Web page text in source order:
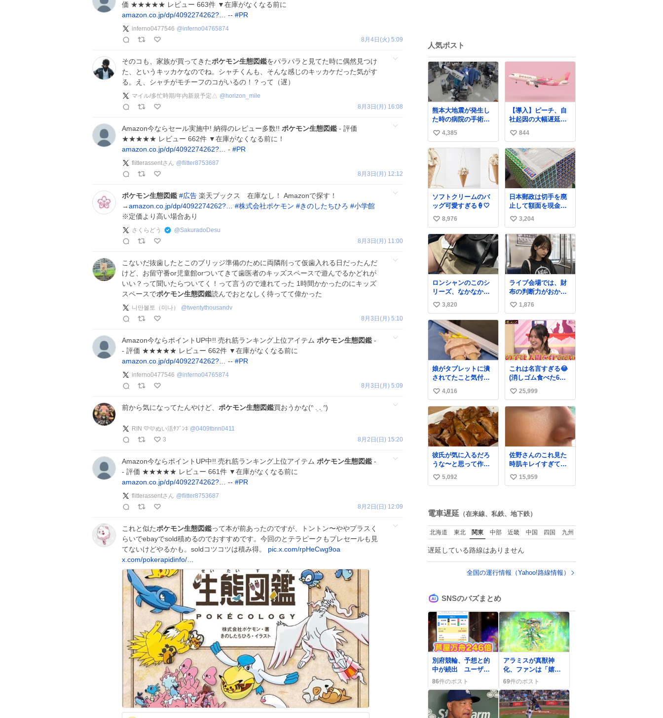
価 ★★★★★ レビュー 663件 ▼在庫がなくなる前に
amazon.co.jp/dp/4092274262?…
-- #PR
inferno0477546 @inferno04765874
8月4日(火) 5:09
そのコも、家族が買ってきたポケモン生態図鑑をパラパラと見てた時に偶然見つけ
た、というキッカケなのでね。シャチくんも、そんな感じのキッカケだった気がす
る。え、シャチがモチーフのコがいるの！？って（遅）
マイル/多忙時期/年内新規予定△ @ horizon_mile
8月3日(月) 16:08
Amazon今ならセール実施中! 納得のレビュー多数!! ポケモン生態図鑑 - 評価
★★★★★ レビュー 662件 ▼在庫がなくなる前に！
amazon.co.jp/dp/4092274262?…
- #PR
flitterassentさん @flitter8753687
8月3日(月) 12:12
ポケモン生態図鑑 #広告 楽天ブックス 在庫なし！ Amazonで探す！
→amazon.co.jp/dp/4092274262?… #株式会社ポケモン #きのしたちひろ #小学館
※定価より高い場合あり
さくらどう @SakuradoDesu
8月3日(月) 11:00
こないだ抜歯したとこのブリッジ準備のために両隣削って仮歯入れる日だったんだ
けど、お留守番or児童館orついてきて歯医者のキッズスペースで遊んでるかどれが
いい？って聞いたらついてく！って言うので連れてった 1時間かかったのにキッズ
スペースでポケモン生態図鑑読んでおとなしく待ってて偉かった
니만볼토（미나） @twentythousandv
8月3日(月) 5:10
Amazon今ならポイントUP中!! 売れ筋ランキング上位アイテム ポケモン生態図鑑 -
- 評価 ★★★★★ レビュー 662件 ▼在庫がなくなる前に
amazon.co.jp/dp/4092274262?…
-- #PR
inferno0477546 @inferno04765874
8月3日(月) 5:09
前から気になってたんやけど、 ポケモン生態図鑑買おうかな(ᐢ ܸ. .ܸ ᐢ)
RIN 💛🩷ぬい活ﾀﾌﾞﾝﾈ @0409tbnn0411
3
8月2日(日) 15:20
Amazon今ならポイントUP中!! 売れ筋ランキング上位アイテム ポケモン生態図鑑 -
- 評価 ★★★★★ レビュー 661件 ▼在庫がなくなる前に
amazon.co.jp/dp/4092274262?…
-- #PR
flitterassentさん @flitter8753687
8月2日(日) 12:09
これと似たポケモン生態図鑑って本が前あったのですが、トントン〜ややプラスく
らいでebayでsold積めるのでおすすめです。今回のとテラピークもプレセールも見
てないけどやるかも。soldコツコツは積み得。 pic.x.com/rpHeCwg9oa
x.com/pokerapidinfo/…
人気ポスト
熊本大地震が発生し
た時の病院の手術室
の映像が公開されて
いたがとにかく怖す
ぎる
x.com/nhk_news/sta
tu…
news.web.nhk/news
web/na/na-… #熊本
#大地震 #手術室
い
い
ね
数
4,385
【導入】ピーチ、自
社起因の大幅遅延・
欠航に「補償」開始
へ
news.livedoor.com/
article/detail… 同社
に起因する理由によ
って大幅遅延や欠航
が発生した場合、乗
客が負担した宿泊費
や交通費を、領収書
の事後申請に基づ
き、国内線は1人あた
り上限1万円、国際線
は上限2万円まで支払
う。
い
い
ね
数
844
ソフトクリームのバ
ッグ可愛すぎる🍦🤍
い
い
ね
数
8,976
日本郵政は切手を廃
止して額面を現金で
払い戻せ2026 #日本
郵政
@JapanPostHD_PR
い
い
ね
数
3,204
ロンシャンのこのシ
リーズ、なかなか安
くならないのにセー
ル価格になってる🖤
✨レザーなのが反則
級にかわいい。持っ
てるだけでコーデが
格上げされる。
い
い
ね
3,820
ライブ会場では、財
布の判断力がおかし
くなる。
い
い
ね
数
1,876
娘がタブレットに潰
されてたこと気付か
なかった。 旦那だけ
は娘の波長を感じ取
れるから声出せずと
もSOSが伝わったら
しい。 急いで旦那が
救出して、泣きじゃ
くる娘に自分も謝っ
て抱きしめようとし
たら、ビンタされて
しまった。3回ほど。
小さい手だけど、地
味に痛い。 その後、
い
い
ね
数
4,016
これは名言すぎる😂
(消しゴム食べた6歳
の弟を思い出しなが
ら)
い
い
25,999
彼氏が気に入るだろ
うな〜と思って作っ
たら想像の何倍も美
味しい美味しい言っ
い
数
5,092
佐野さんのこれ見た
時肌キレイすぎてび
っくりしたし、やは
りアイドルって体型･
い
数
15,959
電車遅延 （在来線、私鉄、地下鉄）
北海道 東北 関東 中部 近畿 中国 四国 九州
遅延している路線はありません
全国の運行情報（Yahoo!路線情報）
SNSのバズまとめ
別府競輪、予想と的
中が続出 ユーザー
が高配当を狙う熱
狂、SNSで拡散中
86件のポスト
アラミスが真獣神
化、ファンは「嬉し
い」「可愛い」声で
沸く 新スキルやス
テータスも公開
69件のポスト